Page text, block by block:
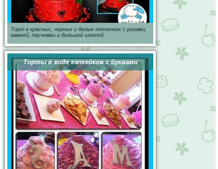
Торт в красных, черных и белых оттенках с розами,
камеей, паучками и большой шляпой
Торты в виде капкейков с буквами